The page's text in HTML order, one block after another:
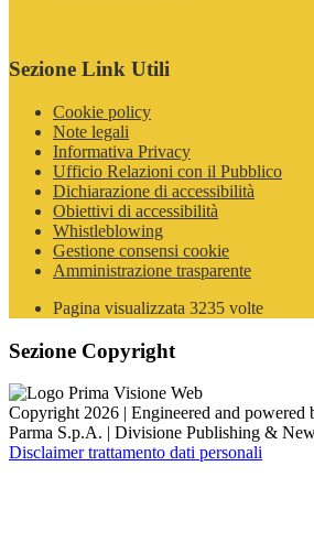
Sezione Link Utili
Cookie policy
Note legali
Informativa Privacy
Ufficio Relazioni con il Pubblico
Dichiarazione di accessibilità
Obiettivi di accessibilità
Whistleblowing
Gestione consensi cookie
Amministrazione trasparente
Pagina visualizzata 3235 volte
Sezione Copyright
Copyright 2026 | Engineered and powered
Parma S.p.A. | Divisione Publishing &
Disclaimer trattamento dati personali